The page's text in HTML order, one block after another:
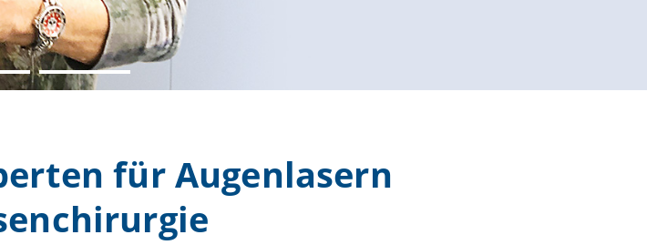
für Augenlasern